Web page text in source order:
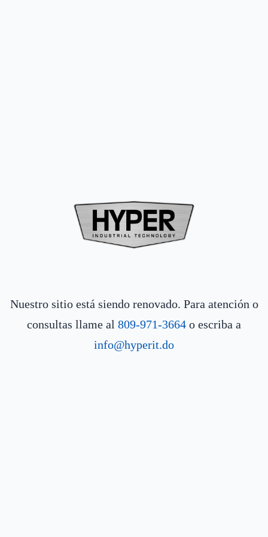
Nuestro sitio está siendo renovado. Para atención o
consultas llame al 809-971-3664 o escriba a
info@hyperit.do